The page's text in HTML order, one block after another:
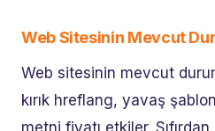
Web Sitesinin Mevcut
Web sitesinin mevcut
kırık hreflang, yavaş
metni fiyatı etkiler.